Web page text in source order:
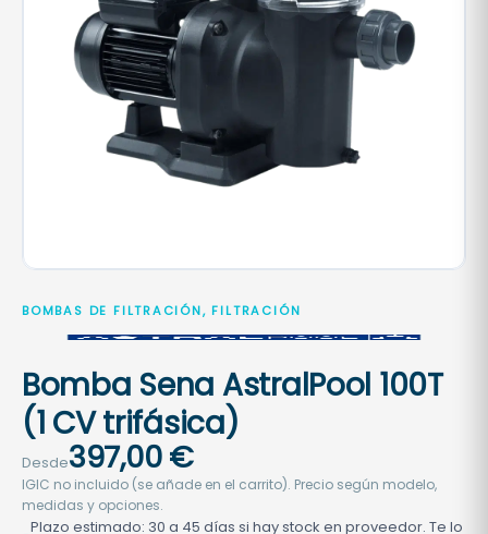
BOMBAS DE FILTRACIÓN, FILTRACIÓN
Bomba Sena AstralPool 100T
(1 CV trifásica)
Desde397,00€
IGIC no incluido (se añade en el carrito). Precio según modelo,
medidas y opciones.
Plazo estimado: 30 a 45 días si hay stock en proveedor. Te lo